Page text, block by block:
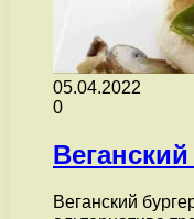
05.04.2022
0
Веганский